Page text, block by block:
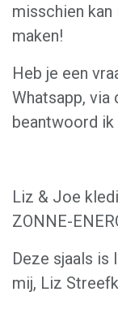
misschien kan
maken!
Heb je een
Whatsapp, via
beantwoord
Liz & Joe
ZONNE-
Deze sjaals is
mij, Liz